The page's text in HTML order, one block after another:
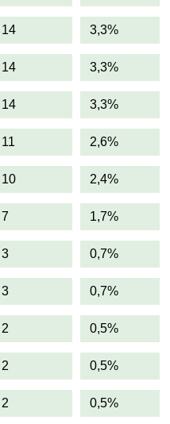
14 3,3%
14 3,3%
14 3,3%
11 2,6%
10 2,4%
7 1,7%
3 0,7%
3 0,7%
2 0,5%
2 0,5%
2 0,5%